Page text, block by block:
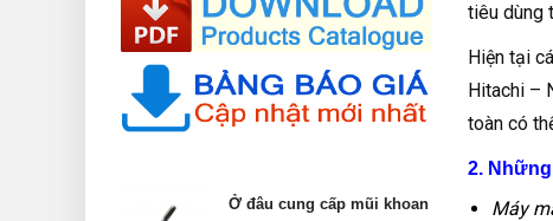
tiêu dùng
Hiện tại
Hitachi –
toàn có
2.
Máy
Ở đâu cung cấp mũi khoan